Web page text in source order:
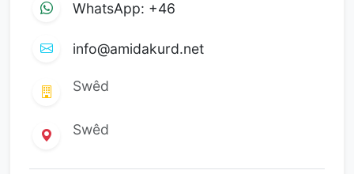
WhatsApp: +46
info@amidakurd.net
Swêd
Swêd